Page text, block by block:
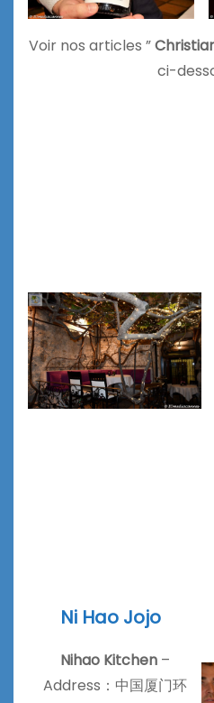
Voir nos articles ”
ci-
Ni Hao Jojo
Nihao Kitchen–
Address：中国厦门环